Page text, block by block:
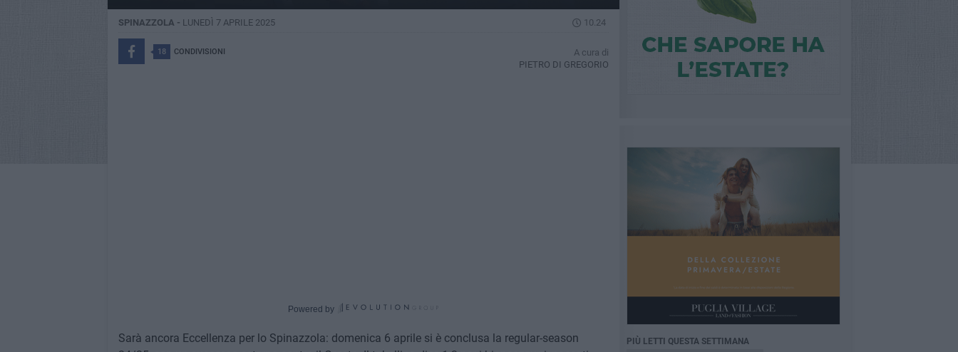
SPINAZZOLA - LUNEDÌ 7 APRILE 2025 10.24
18 CONDIVISIONI
A cura di
PIETRO DI GREGORIO
Powered by
Sarà ancora Eccellenza per lo Spinazzola: domenica 6 aprile si è conclusa la regular-season
PIÙ LETTI QUESTA SETTIMANA